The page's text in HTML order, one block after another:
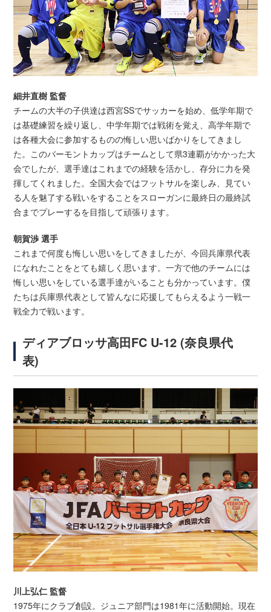
細井直樹 監督
チームの大半の子供達は西宮SSでサッカーを始め、低学年期で
は基礎練習を繰り返し、中学年期では戦術を覚え、高学年期で
は各種大会に参加するものの悔しい思いばかりをしてきまし
た。このバーモントカップはチームとして県3連覇がかかった大
会でしたが、選手達はこれまでの経験を活かし、存分に力を発
揮してくれました。全国大会ではフットサルを楽しみ、見てい
る人を魅了する戦いをすることをスローガンに最終日の最終試
合までプレーするを目指して頑張ります。
朝賀渉 選手
これまで何度も悔しい思いをしてきましたが、今回兵庫県代表
になれたことをとても嬉しく思います。一方で他のチームには
悔しい思いをしている選手達がいることも分かっています。僕
たちは兵庫県代表として皆んなに応援してもらえるよう一戦一
戦全力で戦います。
ディアブロッサ高田FC U-12 (奈良県代
表)
川上弘仁 監督
1975年にクラブ創設。ジュニア部門は1981年に活動開始。現在